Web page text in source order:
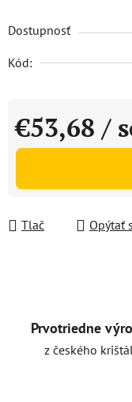
Dostupnosť
Kód:
€53,68 /
Jednotková cena:
Tlač Opýtať
Prvotriedne
z českého